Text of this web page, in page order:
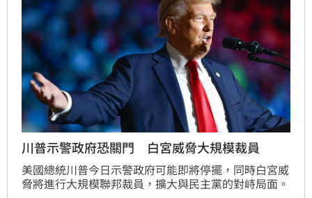
川普示警政府恐關門 白宮威脅大規模裁員
美國總統川普今日示警政府可能即將停擺，同時白宮威
脅將進行大規模聯邦裁員，擴大與民主黨的對峙局面。